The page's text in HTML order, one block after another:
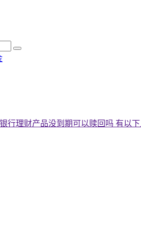
行理财产品没到期可以赎回吗 有以